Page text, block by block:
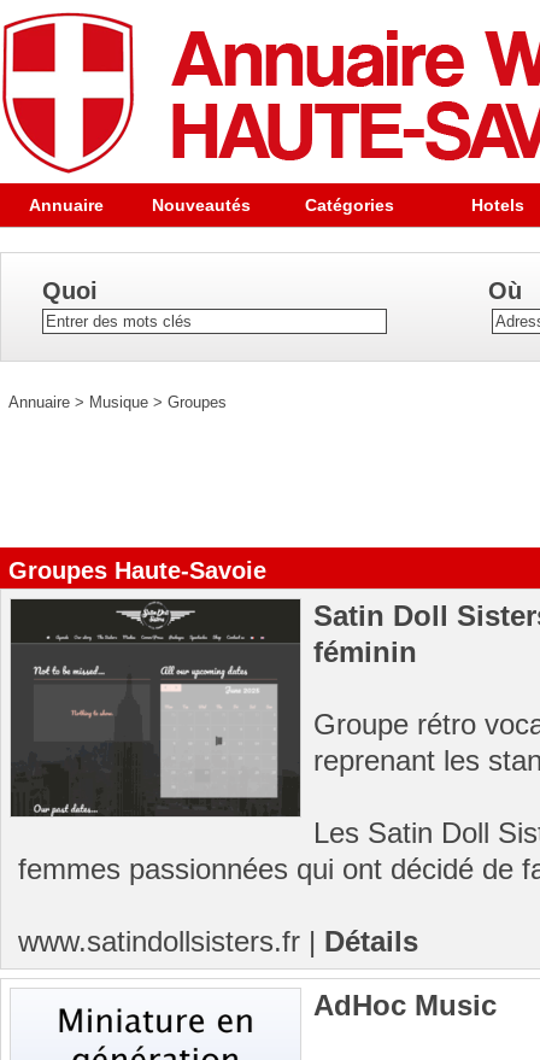
Annuaire Nouveautés Catégories Hotels
Quoi Où
Annuaire > Musique > Groupes
Groupes Haute-Savoie
Satin Doll
féminin
Groupe rétro
reprenant les
Les Satin Doll
femmes passionnées qui ont décidé de
www.satindollsisters.fr | Détails
AdHoc Music